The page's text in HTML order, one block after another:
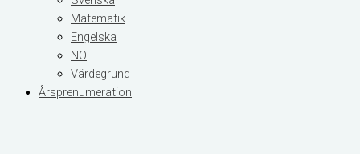
Matematik
Engelska
NO
Värdegrund
Årsprenumeration